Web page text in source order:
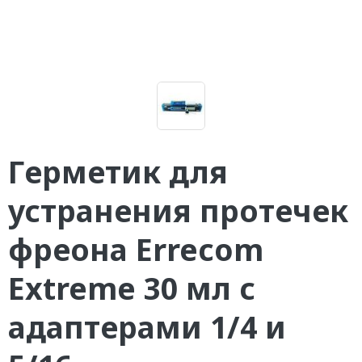
Герметик для
устранения протечек
фреона Errecom
Extreme 30 мл с
адаптерами 1/4 и